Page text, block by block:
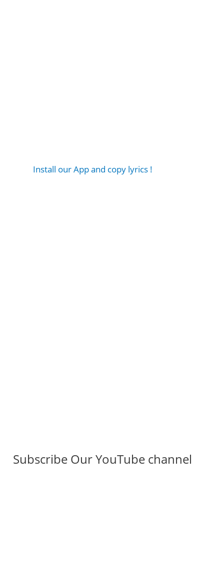
Install our App and copy lyrics !
Subscribe Our YouTube channel